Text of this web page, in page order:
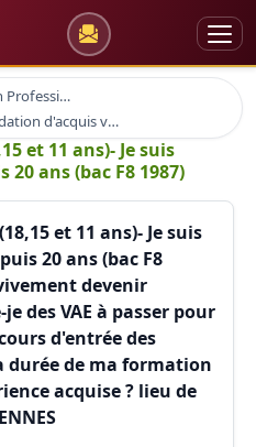
Orientation Professionnelle
Validation d'acquis vae
et 11 ans)- Je suis
ans (bac F8 1987)
et 11 ans)- Je suis
20 ans (bac F8
devenir
des VAE à passer pour
d'entrée des
durée de ma formation
acquise ? lieu de